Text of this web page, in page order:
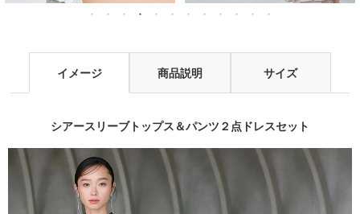
イメージ 商品説明 サイズ
シアースリーブトップス＆パンツ２点ドレスセット